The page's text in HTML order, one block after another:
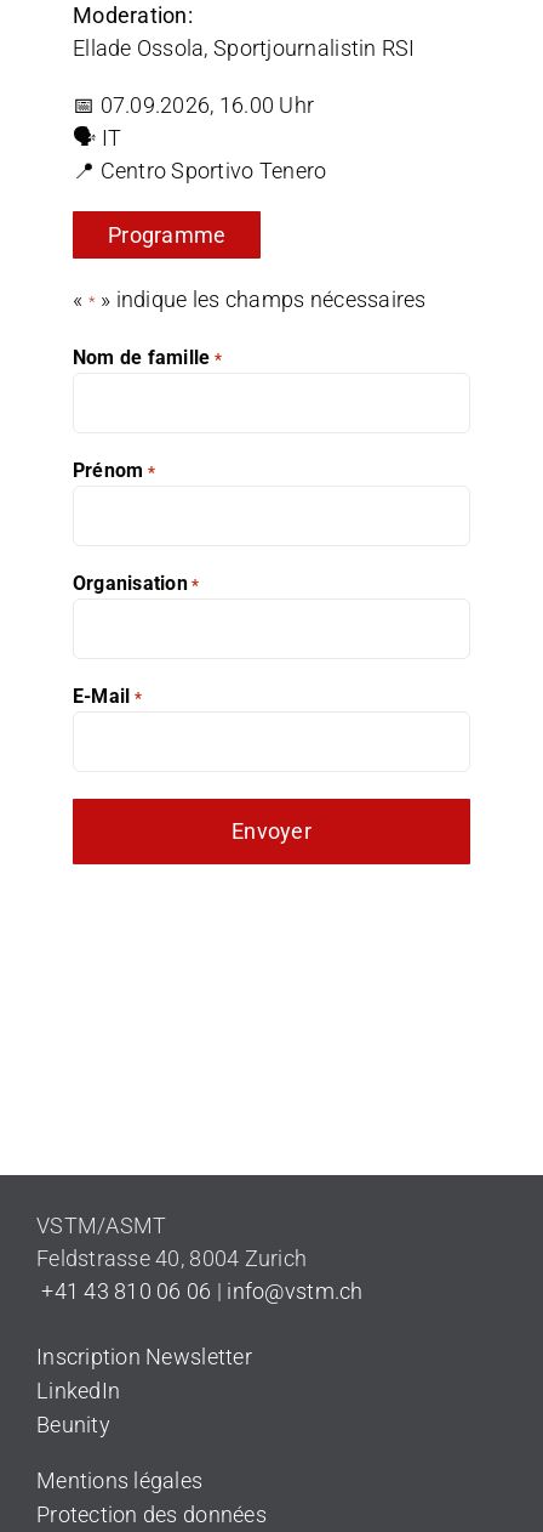
Moderation:
Ellade Ossola, Sportjournalistin RSI
📅 07.09.2026, 16.00 Uhr
🗣️ IT
📍 Centro Sportivo Tenero
Programme
« *» indique les champs nécessaires
Nom de famille *
Prénom *
Organisation *
E-Mail *
VSTM/ASMT
Feldstrasse 40, 8004 Zurich
+41 43 810 06 06 | info@vstm.ch
Inscription Newsletter
LinkedIn
Beunity
Mentions légales
Protection des données